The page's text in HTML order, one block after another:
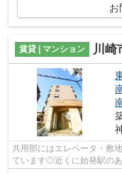
お
賃貸 | マンション 川崎
共用部にはエレベータ・敷
ています◎近くに始発駅の